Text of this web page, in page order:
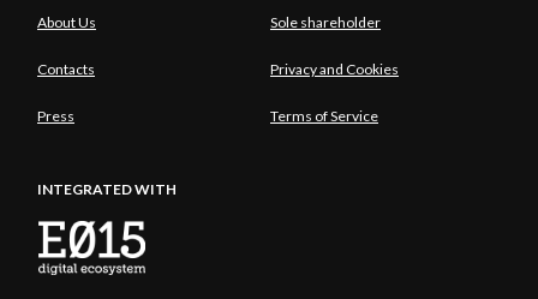
About Us Sole shareholder
Contacts Privacy and Cookies
Press Terms of Service
INTEGRATED WITH